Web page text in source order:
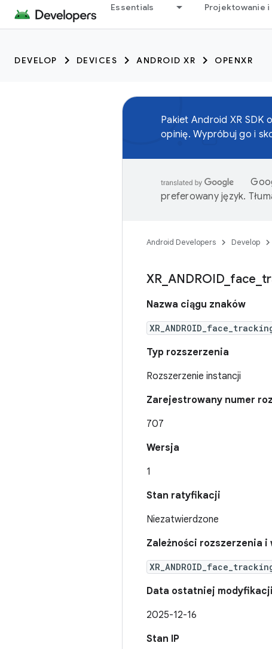
Essentials Projektowanie i
DEVELOP DEVICES ANDROID XR OPENXR
Pakiet Android XR SDK
opinię. Wypróbuj go i
preferowany język.
Android Developers Develop
XR ANDROID face
Nazwa ciągu znaków
Typ rozszerzenia
Rozszerzenie instancji
Zarejestrowany numer
707
Wersja
1
Stan ratyfikacji
Niezatwierdzone
Zależności rozszerzenia i
Data ostatniej modyfikacji
2025-12-16
Stan IP